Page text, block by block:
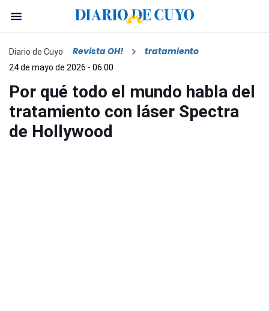
Diario de Cuyo Revista OH! tratamiento
24 de mayo de 2026 - 06:00
Por qué todo el mundo habla del
tratamiento con láser Spectra
de Hollywood